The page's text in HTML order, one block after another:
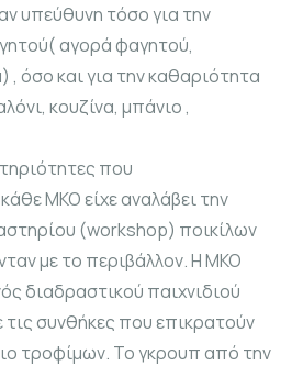
υπεύθυνη τόσο για την
αγορά φαγητού,
, όσο και για την καθαριότητα
κουζίνα, μπάνιο ,
που
ΜΚΟ είχε αναλάβει την
(workshop) ποικίλων
με το περιβάλλον. Η ΜΚΟ
διαδραστικού παιχνιδιού
συνθήκες που επικρατούν
τροφίμων. Το γκρουπ από την